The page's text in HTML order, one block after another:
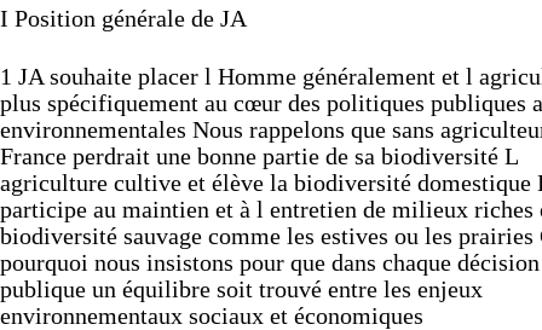
I Position générale de JA
1 JA souhaite placer l Homme généralement et l
plus spécifiquement au cœur des politiques publiques
environnementales Nous rappelons que sans
France perdrait une bonne partie de sa biodiversité L
agriculture cultive et élève la biodiversité domestique
participe au maintien et à l entretien de milieux riches
biodiversité sauvage comme les estives ou les prairies
pourquoi nous insistons pour que dans chaque décision
publique un équilibre soit trouvé entre les enjeux
environnementaux sociaux et économiques